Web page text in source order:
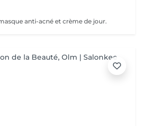
anti-acné et crème de jour.